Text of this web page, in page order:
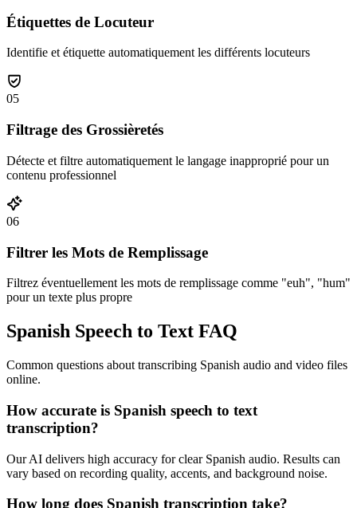
Étiquettes de Locuteur
Identifie et étiquette automatiquement les différents locuteurs
05
Filtrage des Grossièretés
Détecte et filtre automatiquement le langage inapproprié pour un
contenu professionnel
06
Filtrer les Mots de Remplissage
Filtrez éventuellement les mots de remplissage comme "euh", "hum"
pour un texte plus propre
Spanish Speech to Text FAQ
Common questions about transcribing Spanish audio and video files
online.
How accurate is Spanish speech to text
transcription?
Our AI delivers high accuracy for clear Spanish audio. Results can
vary based on recording quality, accents, and background noise.
How long does Spanish transcription take?